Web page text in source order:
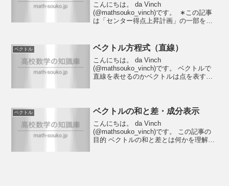
こんにちは。 da Vinch
(@mathsouko_vinch)です。 ∗この記事
は「センター得点上昇計画」の一部を抜
い基本概念として載せておきます。ベク
トルの問...
ベクトル ベクトル方程式（直線）
こんにちは。 da Vinch
(@mathsouko_vinch)です。 ベクトルで
直線を表せるのかベクトルは点を表すこ
ないでし...
ベクトル ベクトルの和と差・成分表示
こんにちは。 da Vinch
(@mathsouko_vinch)です。 この記事の
目的 ベクトルの和と差とは何かを理解す